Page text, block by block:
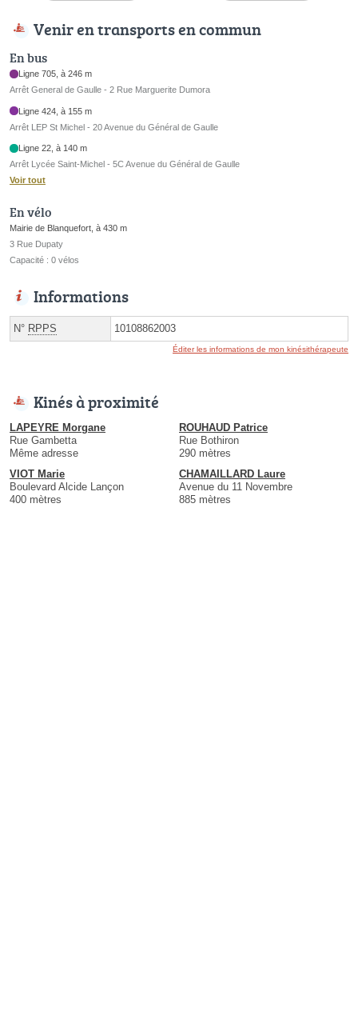
Venir en transports en commun
En bus
Ligne 705, à 246 m
Arrêt General de Gaulle - 2 Rue Marguerite Dumora
Ligne 424, à 155 m
Arrêt LEP St Michel - 20 Avenue du Général de Gaulle
Ligne 22, à 140 m
Arrêt Lycée Saint-Michel - 5C Avenue du Général de Gaulle
Voir tout
En vélo
Mairie de Blanquefort, à 430 m
3 Rue Dupaty
Capacité : 0 vélos
Informations
N° RPPS 10108862003
Éditer les informations de mon kinésithérapeute
Kinés à proximité
LAPEYRE Morgane
Rue Gambetta
Même adresse
ROUHAUD Patrice
Rue Bothiron
290 mètres
VIOT Marie
Boulevard Alcide Lançon
400 mètres
CHAMAILLARD Laure
Avenue du 11 Novembre
885 mètres